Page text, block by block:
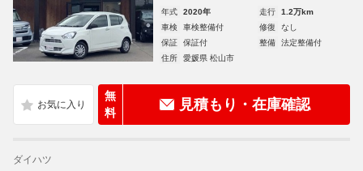
年式 2020年 走行
1.2万km
車検
車検整備付 修復
なし
保証
保証付 整備
法定整備付
住所
愛媛県 松山市
無
料
見積もり・在庫確認
ダイハツ